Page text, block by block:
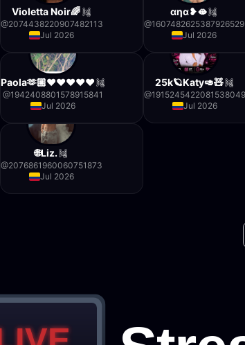
Violetta Noir🌈
@2074438220907482113
Jul 2026
αηα❥🫦
@1607482625387926529
Jul 2026
Paola🫶🏼❤️❤️❤️❤️❤️
@1942408801578915841
Jul 2026
25k🪐Katy🥑🧸
@1915245422081538049
Jul 2026
🌐Liz.
@2076861960060751873
Jul 2026